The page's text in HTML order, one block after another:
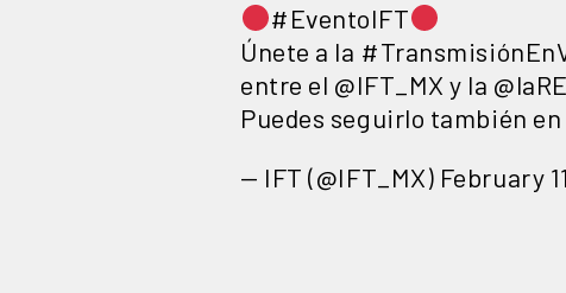
#EventoIFT
Únete a la
entre el @IFT_MX y la
Puedes seguirlo también en
— IFT (@IFT_MX) February